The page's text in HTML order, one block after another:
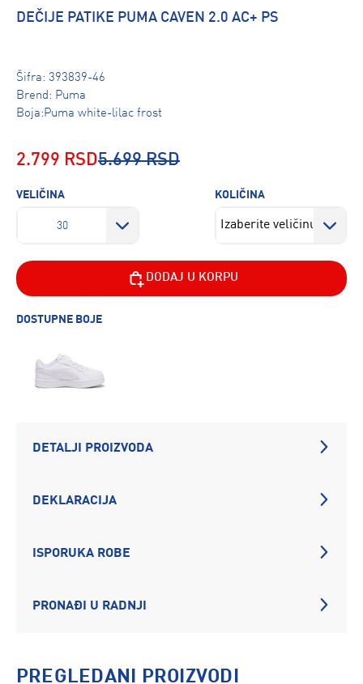
DEČIJE PATIKE PUMA CAVEN 2.0 AC+ PS
Šifra: 393839-46
Brend: Puma
Boja:Puma white-lilac frost
2.799 RSD5.699 RSD
VELIČINA
30
KOLIČINA
DODAJ U KORPU
DOSTUPNE BOJE
DETALJI PROIZVODA
DEKLARACIJA
ISPORUKA ROBE
PRONAĐI U RADNJI
PREGLEDANI PROIZVODI